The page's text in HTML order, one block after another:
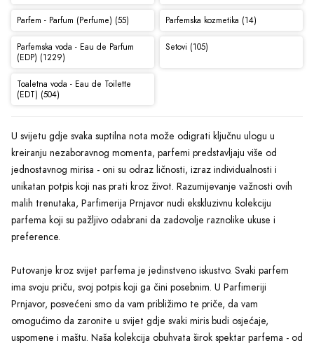
Parfem - Parfum (Perfume) (55) Parfemska kozmetika (14)
Parfemska voda - Eau de Parfum
(EDP) (1229)
Setovi (105)
Toaletna voda - Eau de Toilette
(EDT) (504)
U svijetu gdje svaka suptilna nota može odigrati ključnu ulogu u
kreiranju nezaboravnog momenta, parfemi predstavljaju više od
jednostavnog mirisa - oni su odraz ličnosti, izraz individualnosti i
unikatan potpis koji nas prati kroz život. Razumijevanje važnosti ovih
malih trenutaka, Parfimerija Prnjavor nudi ekskluzivnu kolekciju
parfema koji su pažljivo odabrani da zadovolje raznolike ukuse i
preference.
Putovanje kroz svijet parfema je jedinstveno iskustvo. Svaki parfem
ima svoju priču, svoj potpis koji ga čini posebnim. U Parfimeriji
Prnjavor, posvećeni smo da vam približimo te priče, da vam
omogućimo da zaronite u svijet gdje svaki miris budi osjećaje,
uspomene i maštu. Naša kolekcija obuhvata širok spektar parfema - od